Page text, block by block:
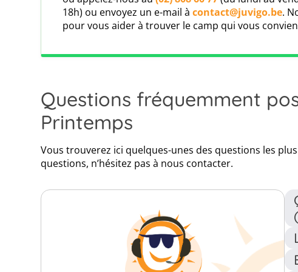
Nous travaillons depuis des années main dans la
est une compagnie d'assurance de voyage
voyageurs. Grâce à un excellent service client et à
pu permettre à de nombreux clients de voyager en
Assurance maladie à l'étranger
Important:le voyage que vous avez décidé de faire
vos vacances en dehors de la Belgique, nous
Premium. Celle-ci comprend, outre les principales
maladie à l'étranger.
18h) ou envoyez un e-mail àcontact@juvigo.be.
pour vous aider à trouver le camp qui vous
Questions fréquemment
Printemps
Vous trouverez ici quelques-unes des questions les
questions, n’hésitez pas à nous contacter.